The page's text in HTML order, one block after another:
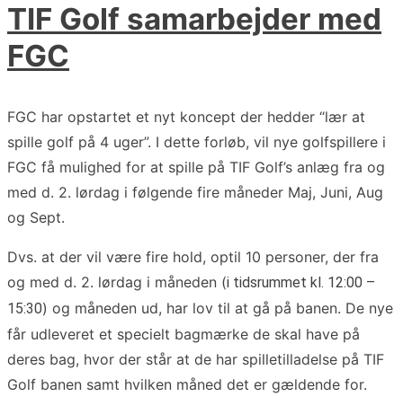
TIF Golf samarbejder med
FGC
FGC har opstartet et nyt koncept der hedder “lær at
spille golf på 4 uger”. I dette forløb, vil nye golfspillere i
FGC få mulighed for at spille på TIF Golf’s anlæg fra og
med d. 2. lørdag i følgende fire måneder Maj, Juni, Aug
og Sept.
Dvs. at der vil være fire hold, optil 10 personer, der fra
og med d. 2. lørdag i måneden (i tidsrummet kl. 12:00 –
15:30) og måneden ud, har lov til at gå på banen. De nye
får udleveret et specielt bagmærke de skal have på
deres bag, hvor der står at de har spilletilladelse på TIF
Golf banen samt hvilken måned det er gældende for.